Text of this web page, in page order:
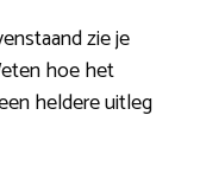
zie je
hoe het
heldere uitleg